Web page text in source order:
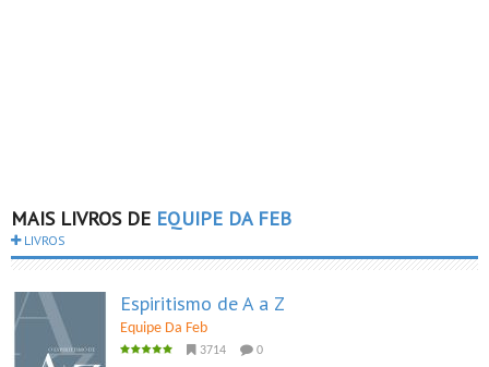
MAIS LIVROS DE EQUIPE DA FEB
LIVROS
Espiritismo de A a Z
Equipe Da Feb
3714 0